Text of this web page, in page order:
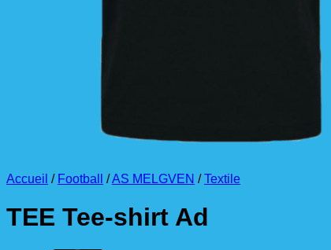
Accueil / Football /AS MELGVEN / Textile
TEE Tee-shirt Ad